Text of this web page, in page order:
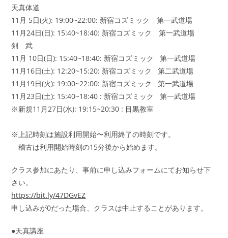
天真体道
11月 5日(火): 19:00~22:00: 新宿コズミック 第一武道場
11月24日(日): 15:40~18:40: 新宿コズミック 第一武道場
剣 武
11月 10日(日): 15:40~18:40: 新宿コズミック 第一武道場
11月16日(土): 12:20~15:20: 新宿コズミック 第二武道場
11月19日(火): 19:00~22:00: 新宿コズミック 第一武道場
11月23日(土): 15:40~18:40 : 新宿コズミック 第一武道場
※新規11月27日(水): 19:15~20:30 : 目黒教室
※上記時刻は施設利用開始〜利用終了の時刻です。
稽古は利用開始時刻の15分後から始めます。
クラス参加にあたり、事前に申し込みフォームにてお知らせ下
さい。
https://bit.ly/47DGvEZ
申し込みが0だった場合、クラスは中止することがあります。
●天真講座